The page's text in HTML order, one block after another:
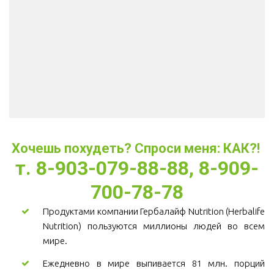
Хочешь похудеть? Спроси меня: КАК?!
т. 8-903-079-88-88, 8-909-
700-78-78
Продуктами компании Гербалайф Nutrition (Herbalife
Nutrition) пользуются миллионы людей во всем
мире.
Ежедневно в мире выпивается 81 млн. порций